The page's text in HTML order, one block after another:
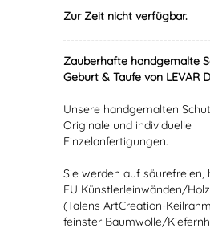
Zur Zeit nicht verfügbar.
Zauberhafte handgemalte
Geburt & Taufe von LEVAR
Unsere handgemalten
Originale und individuelle
Einzelanfertigungen.
Sie werden auf säurefreien,
EU Künstlerleinwänden/
(Talens ArtCreation-
feinster Baumwolle/